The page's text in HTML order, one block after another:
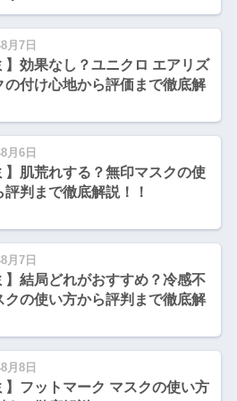
月7日
】効果なし？ユニクロ エアリズ
の付け心地から評価まで徹底解
月6日
】肌荒れする？無印マスクの使
評判まで徹底解説！！
月7日
】結局どれがおすすめ？冷感不
クの使い方から評判まで徹底解
月8日
】フットマーク マスクの使い方